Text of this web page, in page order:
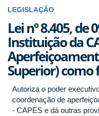
LEGISLAÇÃO
Lei nº 8.405, de
Instituição da
Superior) como
Autoriza o poder
coordenação de
- CAPES e dá outras